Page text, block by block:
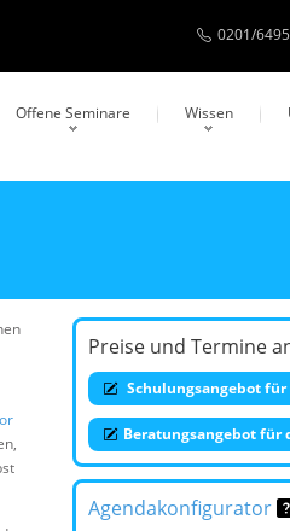
0201/
Offene Seminare Wissen
Preise und Termine
Schulungsangebot
Beratungsangebot für
Agendakonfigurator